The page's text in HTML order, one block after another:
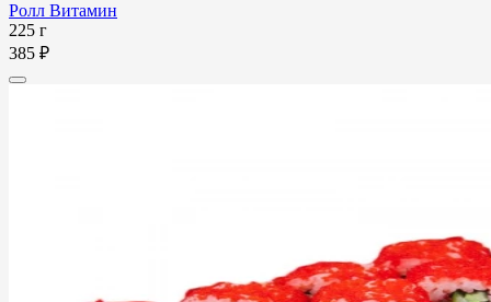
Ролл Витамин
225 г
385 ₽